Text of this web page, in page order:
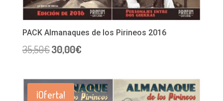
PACK Almanaques de los Pirineos 2016
35,50€ El
era:
35,50€.
30,00€El
es:
30,00€.
¡Oferta!